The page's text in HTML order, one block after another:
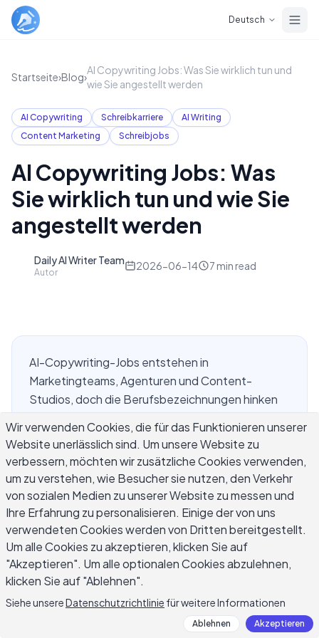
Deutsch
Startseite›Blog›
AI Copywriting Jobs: Was Sie wirklich tun und
wie Sie angestellt werden
AI Copywriting Schreibkarriere
AI Writing
Content Marketing
Schreibjobs
AI Copywriting Jobs: Was
Sie wirklich tun und wie Sie
angestellt werden
Daily AI Writer Team
Autor
2026-06-14 7 min read
AI-Copywriting-Jobs entstehen in
Marketingteams, Agenturen und Content-
Studios, doch die Berufsbezeichnungen hinken
Auf Jobportalen finden Sie heute Stellen wie AI
Content Specialist, AI Writing Strategist und
Prompt Engineer for Marketing – aber auch
einfache Copywriter-Angebote, die AI-Tools
unauffällig in den Anforderungen erwähnen. Die
grundlegende Frage für jeden Texter, der diese
Rollen in Betracht zieht, ist gleich: Was werden
Sie täglich tun, und welche Fähigkeiten
unterscheiden Kandidaten, die eingestellt
werden, von denjenigen, die es nicht tun? Dieser
Leitfaden behandelt die Karrieremechanik, nicht
Wir verwenden Cookies, die für das Funktionieren unserer
Website unerlässlich sind. Um unsere Website zu
verbessern, möchten wir zusätzliche Cookies verwenden,
um zu verstehen, wie Besucher sie nutzen, den Verkehr
von sozialen Medien zu unserer Website zu messen und
Ihre Erfahrung zu personalisieren. Einige der von uns
verwendeten Cookies werden von Dritten bereitgestellt.
Um alle Cookies zu akzeptieren, klicken Sie auf
"Akzeptieren". Um alle optionalen Cookies abzulehnen,
klicken Sie auf "Ablehnen".
Siehe unsereDatenschutzrichtlinie für weitere Informationen
Ablehnen Akzeptieren